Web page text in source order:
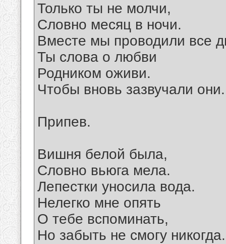
Только ты не молчи,
Словно месяц в ночи.
Вместе мы проводили все
Ты слова о любви
Родником оживи.
Чтобы вновь зазвучали они.
Припев.
Вишня белой была,
Словно вьюга мела.
Лепестки уносила вода.
Нелегко мне опять
О тебе вспоминать,
Но забыть не смогу никогда.